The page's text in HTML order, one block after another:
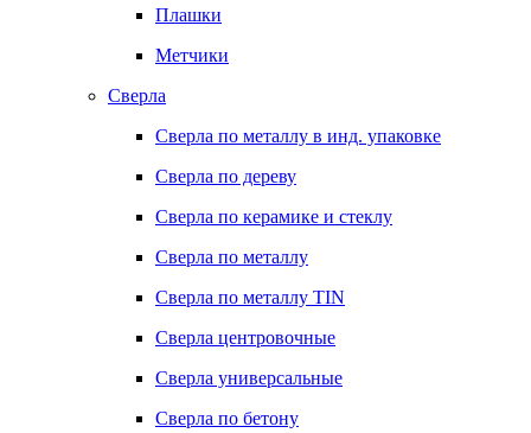
Плашки
Метчики
Сверла
Сверла по металлу в инд. упаковке
Сверла по дереву
Сверла по керамике и стеклу
Сверла по металлу
Сверла по металлу TIN
Сверла центровочные
Сверла универсальные
Сверла по бетону